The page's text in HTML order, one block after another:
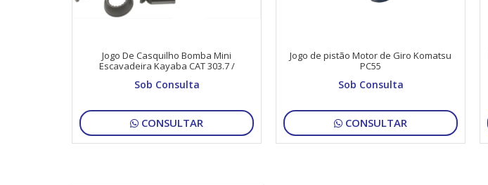
Jogo De Casquilho Bomba Mini
Escavadeira Kayaba CAT 303.7 /
Sob Consulta
CONSULTAR
Jogo de pistão Motor de Giro Komatsu
PC55
Sob Consulta
CONSULTAR